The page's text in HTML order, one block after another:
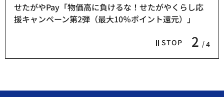
STOP 2 4
せたがやPay「物価高に負けるな！せたがやくらし応
援キャンペーン第2弾（最大10％ポイント還元）」